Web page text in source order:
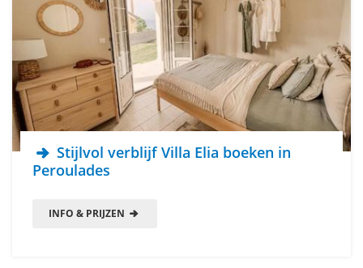
Stijlvol verblijf Villa Elia boeken in
Peroulades
INFO & PRIJZEN